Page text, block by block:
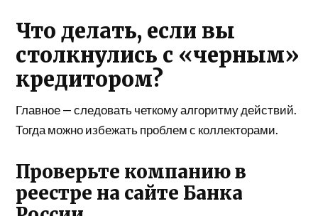
Что делать, если вы
столкнулись с «черным»
кредитором?
Главное — следовать четкому алгоритму действий.
Тогда можно избежать проблем с коллекторами.
Проверьте компанию в
реестре на сайте Банка